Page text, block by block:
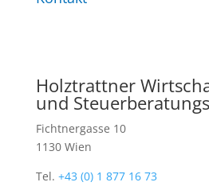
Holztrattner
und
Fichtnergasse 10
1130 Wien
Tel. +43 (0) 1 877 16 73